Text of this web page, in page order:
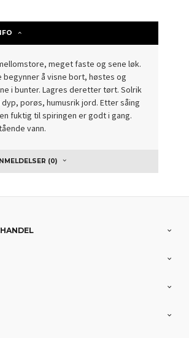
meget faste og sene løk.
begynner å visne bort, høstes og
i bunter. Lagres deretter tørt. Solrik
porøs, humusrik jord. Etter såing
fuktig til spiringen er godt i gang.
vann.
(0)